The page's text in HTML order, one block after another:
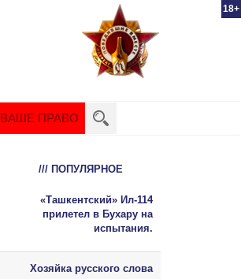
18+
ВАШЕ ПРАВО
/// ПОПУЛЯРНОЕ
«Ташкентский» Ил-114
прилетел в Бухару на
испытания.
Хозяйка русского слова